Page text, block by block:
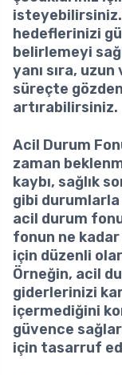
hedeflerinizi
belirlemeyi
yanı sıra,
süreçte
artırabilirsiniz.
Acil Durum
zaman
kaybı, sağlık
gibi
acil durum
fonun ne
için düzenli
Örneğin, acil
giderlerinizi
içermediğini
güvence
için tasarruf